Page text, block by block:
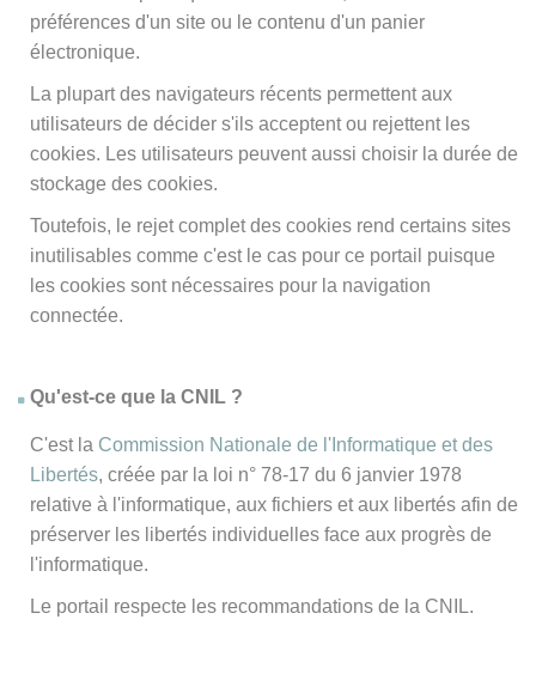
préférences d'un site ou le contenu d'un panier
électronique.
La plupart des navigateurs récents permettent aux
utilisateurs de décider s'ils acceptent ou rejettent les
cookies. Les utilisateurs peuvent aussi choisir la durée de
stockage des cookies.
Toutefois, le rejet complet des cookies rend certains sites
inutilisables comme c'est le cas pour ce portail puisque
les cookies sont nécessaires pour la navigation
connectée.
Qu'est-ce que la CNIL ?
C'est la Commission Nationale de l'Informatique et des
Libertés, créée par la loi n° 78-17 du 6 janvier 1978
relative à l'informatique, aux fichiers et aux libertés afin de
préserver les libertés individuelles face aux progrès de
l'informatique.
Le portail respecte les recommandations de la CNIL.